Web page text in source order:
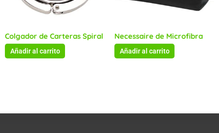
Colgador de Carteras Spiral
Añadir al carrito
Necessaire de Microfibra
Añadir al carrito